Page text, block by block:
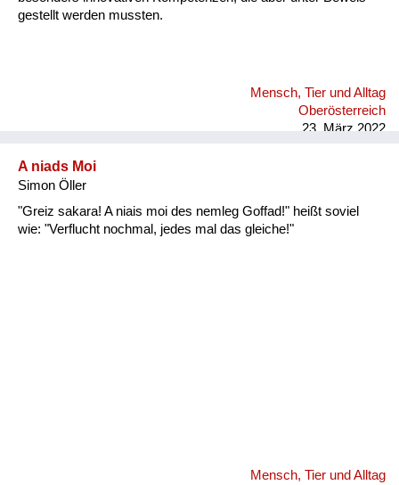
gestellt werden mussten.
Mensch, Tier und Alltag
Oberösterreich
23. März 2022
A niads Moi
Simon Öller
"Greiz sakara! A niais moi des nemleg Goffad!" heißt soviel
wie: "Verflucht nochmal, jedes mal das gleiche!"
Mensch, Tier und Alltag